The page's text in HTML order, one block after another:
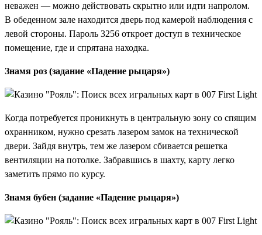
неважен — можно действовать скрытно или идти напролом.
В обеденном зале находится дверь под камерой наблюдения с
левой стороны. Пароль 3256 откроет доступ в техническое
помещение, где и спрятана находка.
Знамя роз (задание «Падение рыцаря»)
Когда потребуется проникнуть в центральную зону со спящим
охранником, нужно срезать лазером замок на технической
двери. Зайдя внутрь, тем же лазером сбивается решетка
вентиляции на потолке. Забравшись в шахту, карту легко
заметить прямо по курсу.
Знамя бубен (задание «Падение рыцаря»)